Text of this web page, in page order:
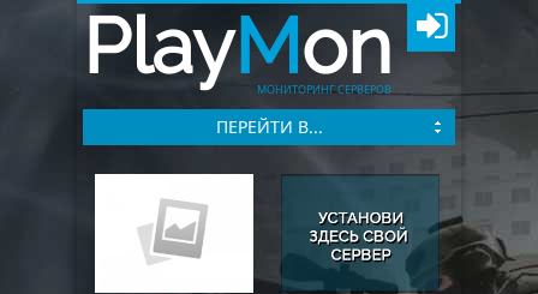
PlayMon
МОНИТОРИНГ СЕРВЕРОВ
ПЕРЕЙТИ В...